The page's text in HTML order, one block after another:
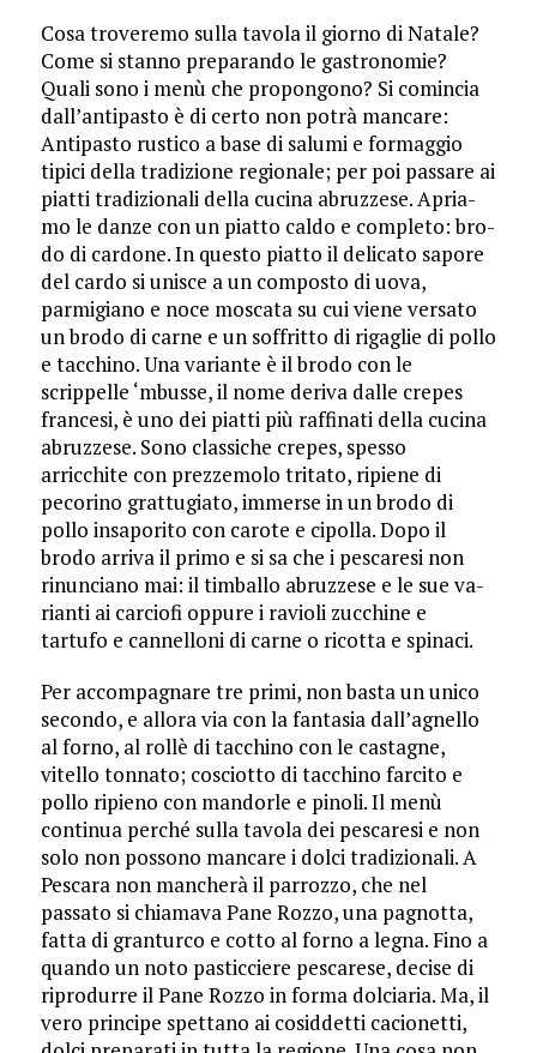
Cosa troveremo sulla tavola il giorno di Natale?
Come si stanno preparando le ga­stronomie?
Quali sono i menù che propongono? Si comincia
dall’antipasto è di certo non potrà man­care:
Antipasto rusti­co a base di salumi e formaggio
tipici della tradizione regionale; per poi passare ai
piatti tradizionali della cucina abruzzese. Apria­
mo le dan­ze con un piat­to cal­do e completo: bro­
do di car­done. In questo piatto il delicato sapore
del cardo si unisce a un composto di uo­va,
parmigiano e noce mo­sca­ta su cui viene versato
un brodo di carne e un soffritto di rigaglie di pollo
e tacchino. Una variante è il brodo con le
scrippelle ‘mbusse, il nome deriva dal­le crepes
francesi, è uno dei piatti più raffinati della cucina
abruzzese. Sono classiche crepes, spesso
arricchite con prezzemolo tritato, ripiene di
pecorino grattugiato, im­mer­se in un brodo di
pollo insaporito con carote e ci­polla. Dopo il
brodo arriva il primo e si sa che i pescaresi non
rinunciano mai: il timballo abruzzese e le sue va­
rianti ai carciofi oppure i ra­violi zucchine e
tartufo e cannel­loni di carne o ricotta e spinaci.
Per accompagnare tre pri­mi, non basta un unico
se­condo, e allora via con la fantasia dall’agnello
al forno, al rollè di tacchino con le castagne,
vitello ton­nato; cosciotto di tacchino farcito e
pollo ripieno con mandorle e pinoli. Il menù
continua perché sulla tavola dei pescaresi e non
solo non possono ma­ncare i dolci tradizionali. A
Pescara non mancherà il parrozzo, che nel
passato si chiamava Pane Rozzo, una pagnotta,
fatta di granturco e cotto al forno a le­gna. Fi­no a
quando un noto pastic­ciere pesca­rese, decise di
riprodurre il Pane Rozzo in forma dolciaria. Ma, il
vero principe spettano ai cosiddetti cacio­netti,